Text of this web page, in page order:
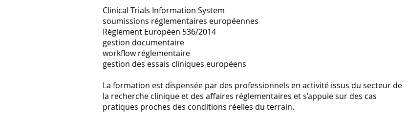
Clinical Trials Information System
soumissions réglementaires européennes
Règlement Européen 536/2014
gestion documentaire
workflow réglementaire
gestion des essais cliniques européens
La formation est dispensée par des professionnels en activité issus du secteur de
la recherche clinique et des affaires réglementaires et s’appuie sur des cas
pratiques proches des conditions réelles du terrain.